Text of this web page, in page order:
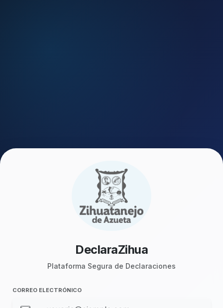
DeclaraZihua
Plataforma Segura de Declaraciones
CORREO ELECTRÓNICO